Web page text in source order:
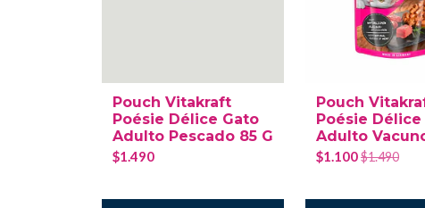
Pouch Vitakraft
Poésie Délice Gato
Adulto Pescado 85 G
$1.490
Pouch
Poésie Délice
Adulto
$1.100$1.490